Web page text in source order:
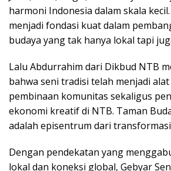
harmoni Indonesia dalam skala
menjadi fondasi kuat dalam
budaya yang tak hanya lokal tapi
Lalu Abdurrahim dari Dikbud NTB
bahwa seni tradisi telah menjadi
pembinaan komunitas sekaligus
ekonomi kreatif di NTB. Taman
adalah episentrum dari
Dengan pendekatan yang
lokal dan koneksi global, Gebyar